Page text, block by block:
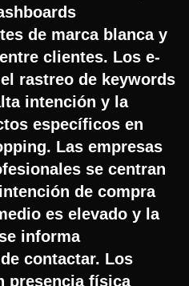
de marca blanca y
clientes. Los e-
rastreo de keywords
intención y la
específicos en
Las empresas
se centran
de compra
es elevado y la
informa
contactar. Los
presencia física